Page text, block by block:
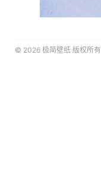
© 2026 极简壁纸 版权所有